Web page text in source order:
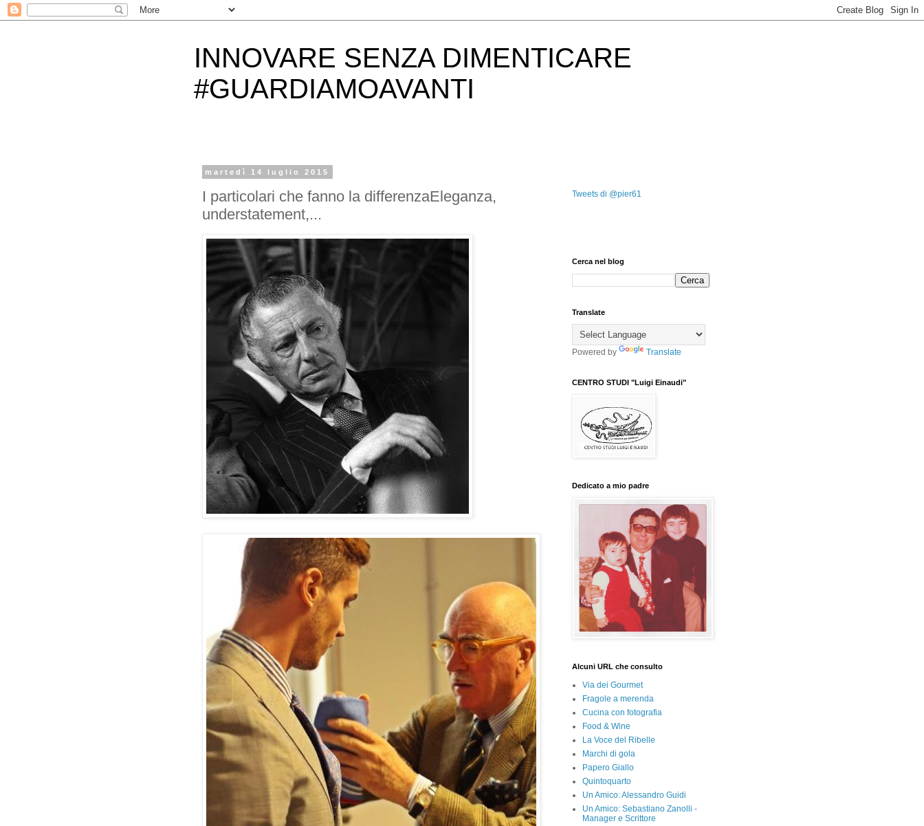
INNOVARE SENZA DIMENTICARE
#GUARDIAMOAVANTI
martedì 14 luglio 2015
I particolari che fanno la differenzaEleganza,
understatement,...
Tweets di @pier61
Cerca nel blog
Translate
Powered by Translate
CENTRO STUDI "Luigi Einaudi"
Dedicato a mio padre
Alcuni URL che consulto
Via dei Gourmet
Fragole a merenda
Cucina con fotografia
Food & Wine
La Voce del Ribelle
Marchi di gola
Papero Giallo
Quintoquarto
Un Amico: Alessandro Guidi
Un Amico: Sebastiano Zanolli -
Manager e Scrittore